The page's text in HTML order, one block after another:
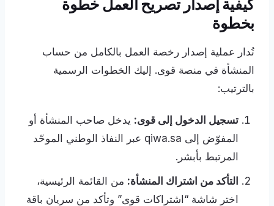
كيفية إصدار تصريح العمل خطوة
بخطوة
تُدار عملية إصدار رخصة العمل بالكامل من حساب
المنشأة في منصة قوى. إليك الخطوات الرسمية
بالترتيب:
تسجيل الدخول إلى قوى: يدخل صاحب المنشأة أو
المفوّض إلى qiwa.sa عبر النفاذ الوطني الموحّد
المرتبط بأبشر.
التأكد من اشتراك المنشأة: من القائمة الرئيسية،
اختر شاشة “اشتراكات قوى” وتأكد من سريان باقة